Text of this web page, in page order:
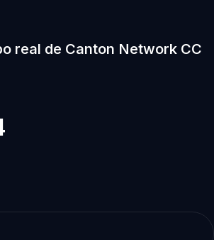
real de Canton Network CC